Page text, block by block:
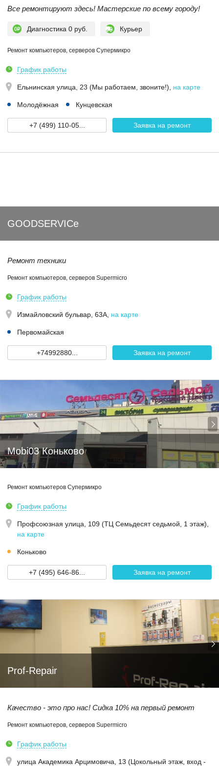
Все ремонтируют здесь! Мастерские по всему городу!
Диагностика 0 руб. Курьер
Ремонт компьютеров, серверов Супермикро
График работы
Ельнинская улица, 23 (Мы работаем, звоните!) на карте
Молодёжная Кунцевская
+7 (499) 110-05... Заявка на ремонт
GOODSERVICe
Ремонт техники
Ремонт компьютеров, серверов Supermicro
График работы
Измайловский бульвар, 63А на карте
Первомайская
+74992880... Заявка на ремонт
Mobi03 Коньково
Ремонт компьютеров Супермикро
График работы
Профсоюзная улица, 109 (ТЦ Семьдесят седьмой, 1 этаж)
на карте
Коньково
+7 (495) 646-86... Заявка на ремонт
Prof-Repair
Качество - это про нас! Сидка 10% на первый ремонт
Ремонт компьютеров, серверов Supermicro
График работы
улица Академика Арцимовича, 13 (Цокольный этаж, вход -